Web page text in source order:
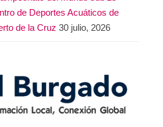
de Deportes Acuáticos de
de la Cruz 30 julio, 2026